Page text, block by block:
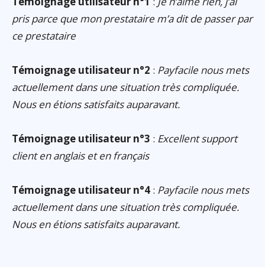
pris parce que mon prestataire m’a dit de passer par
ce prestataire
Témoignage utilisateur n°2 : Payfacile nous mets
actuellement dans une situation très compliquée.
Nous en étions satisfaits auparavant.
Témoignage utilisateur n°3 : Excellent support
client en anglais et en français
Témoignage utilisateur n°4 : Payfacile nous mets
actuellement dans une situation très compliquée.
Nous en étions satisfaits auparavant.